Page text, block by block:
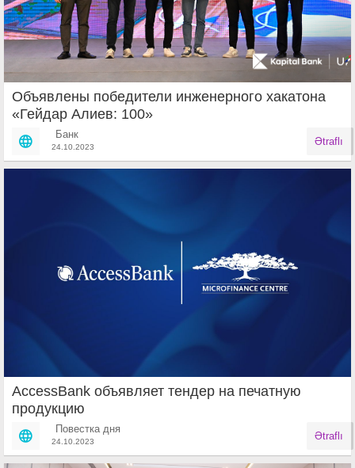
Объявлены победители инженерного хакатона
«Гейдар Алиев: 100»
Банк
24.10.2023 Ətraflı
AccessBank объявляет тендер на печатную
продукцию
Повестка дня
24.10.2023 Ətraflı